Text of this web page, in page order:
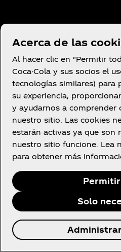
Configuración de cookies
Aviso de cookies
Declaración de
Facebook
YouTube
Instagram
© 2026 The Coca‑Cola
derechos reservados.
Acerca de las
Al hacer clic en "Permitir
Coca-Cola y sus socios el
tecnologías similares) para
su experiencia,
y ayudarnos a comprender
nuestro sitio. Las cookies
estarán activas ya que son
nuestro sitio funcione. Lea
para obtener más
Solo